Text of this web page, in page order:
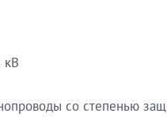
кВ
со степенью